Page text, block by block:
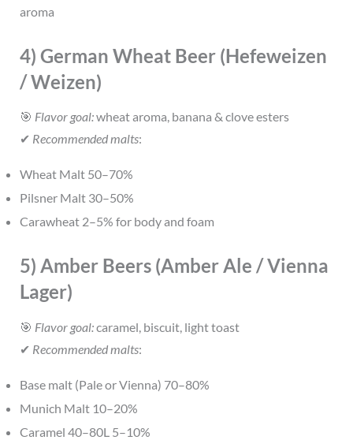
aroma
4) German Wheat Beer (Hefeweizen
/ Weizen)
🎯 Flavor goal:wheat aroma, banana & clove esters
✔ Recommended malts:
Wheat Malt 50–70%
Pilsner Malt 30–50%
Carawheat 2–5% for body and foam
5) Amber Beers (Amber Ale / Vienna
Lager)
🎯 Flavor goal:caramel, biscuit, light toast
✔ Recommended malts:
Base malt (Pale or Vienna) 70–80%
Munich Malt 10–20%
Caramel 40–80L 5–10%